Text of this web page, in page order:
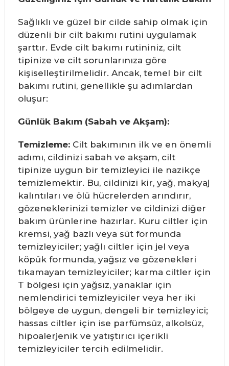
Sağlıklı ve güzel bir cilde sahip olmak için
düzenli bir cilt bakımı rutini uygulamak
şarttır. Evde cilt bakımı rutininiz, cilt
tipinize ve cilt sorunlarınıza göre
kişiselleştirilmelidir. Ancak, temel bir cilt
bakımı rutini, genellikle şu adımlardan
oluşur:
Günlük Bakım (Sabah ve Akşam):
Temizleme:Cilt bakımının ilk ve en önemli
adımı, cildinizi sabah ve akşam, cilt
tipinize uygun bir temizleyici ile nazikçe
temizlemektir. Bu, cildinizi kir, yağ, makyaj
kalıntıları ve ölü hücrelerden arındırır,
gözeneklerinizi temizler ve cildinizi diğer
bakım ürünlerine hazırlar. Kuru ciltler için
kremsi, yağ bazlı veya süt formunda
temizleyiciler; yağlı ciltler için jel veya
köpük formunda, yağsız ve gözenekleri
tıkamayan temizleyiciler; karma ciltler için
T bölgesi için yağsız, yanaklar için
nemlendirici temizleyiciler veya her iki
bölgeye de uygun, dengeli bir temizleyici;
hassas ciltler için ise parfümsüz, alkolsüz,
hipoalerjenik ve yatıştırıcı içerikli
temizleyiciler tercih edilmelidir.